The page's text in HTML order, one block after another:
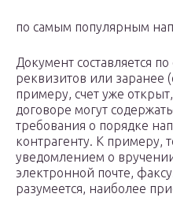
по самым популярным
Документ составляется
реквизитов или заранее
примеру, счет уже
договоре могут
требования о порядке
контрагенту. К примеру,
уведомлением о
электронной почте,
разумеется, наиболее